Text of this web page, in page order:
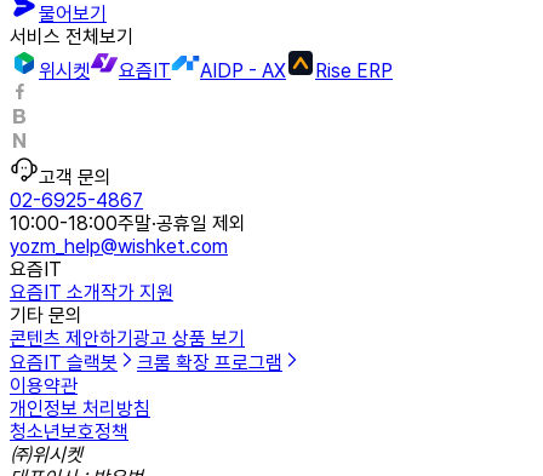
물어보기
서비스 전체보기
위시켓
요즘IT AIDP - AX Rise ERP
고객 문의
02-6925-4867
10:00-18:00주말·공휴일 제외
yozm_help@wishket.com
요즘IT
요즘IT 소개작가 지원
기타 문의
콘텐츠 제안하기 광고 상품 보기
요즘IT 슬랙봇
크롬 확장 프로그램
이용약관
개인정보 처리방침
청소년보호정책
㈜위시켓